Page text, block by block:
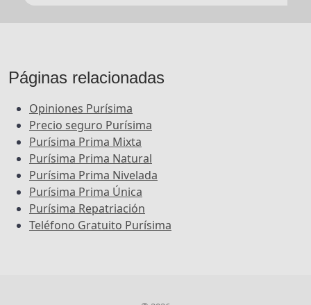
Páginas relacionadas
Opiniones Purísima
Precio seguro Purísima
Purísima Prima Mixta
Purísima Prima Natural
Purísima Prima Nivelada
Purísima Prima Única
Purísima Repatriación
Teléfono Gratuito Purísima